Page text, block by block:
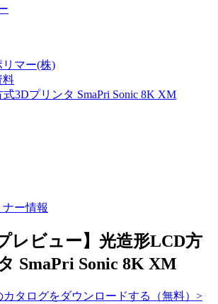
マー(株)
料
3Dプリンタ SmaPri Sonic 8K XM
ー情報
レビュー】光造形LCD方
SmaPri Sonic 8K XM
タログをダウンロードする（無料）>